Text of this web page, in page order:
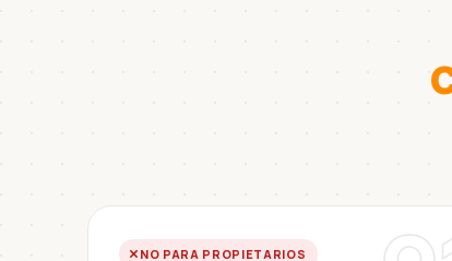
NO PARA PROPIETARIOS